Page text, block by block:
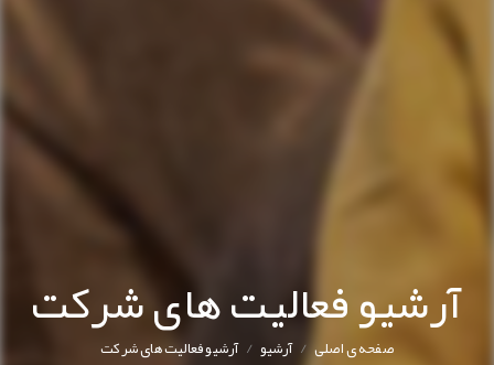
آرشیو فعالیت های شرکت
صفحه ی اصلی/آرشیو/ آرشیو فعالیت های شرکت